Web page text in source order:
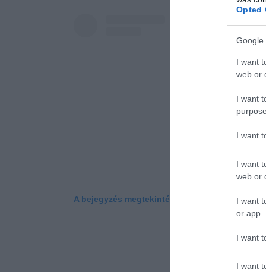
Opted
Google
I want
web or
I want
I want
I want
web or
I want
or app.
I want
I want
A bejegyzés megtekintése az Instagramon